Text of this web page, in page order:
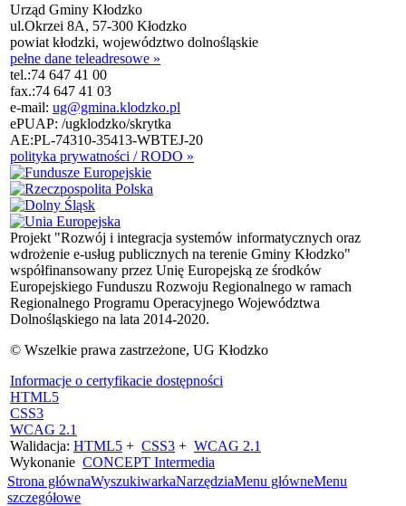
Urząd Gminy Kłodzko
ul.Okrzei 8A, 57-300 Kłodzko
powiat kłodzki, województwo dolnośląskie
pełne dane teleadresowe »
tel.:74 647 41 00
fax.:74 647 41 03
e-mail: ug@gmina.klodzko.pl
ePUAP: /ugklodzko/skrytka
AE:PL-74310-35413-WBTEJ-20
polityka prywatności / RODO »
Projekt "Rozwój i integracja systemów informatycznych oraz
wdrożenie e-usług publicznych na terenie Gminy Kłodzko"
współfinansowany przez Unię Europejską ze środków
Europejskiego Funduszu Rozwoju Regionalnego w ramach
Regionalnego Programu Operacyjnego Województwa
Dolnośląskiego na lata 2014-2020.
© Wszelkie prawa zastrzeżone, UG Kłodzko
Informacje o certyfikacie dostępności
HTML5
CSS3
WCAG 2.1
Walidacja: HTML5 + CSS3 + WCAG 2.1
Wykonanie CONCEPT Intermedia
Strona głównaWyszukiwarkaNarzędziaMenu główneMenu
szczegółowe